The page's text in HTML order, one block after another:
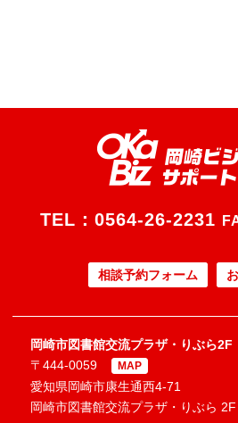
TEL： 0564-26-2231
相談予約フォーム
岡崎市図書館交流プラザ・りぶら2F
〒444-0059
MAP
愛知県岡崎市康生通西4-71
岡崎市図書館交流プラザ・りぶら 2F